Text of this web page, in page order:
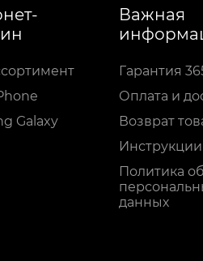
Galaxy
Важная
Гарантия
Оплата и
Возврат
Инструкции
Политика
данных